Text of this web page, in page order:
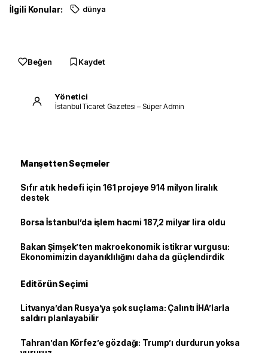
İlgili Konular: dünya
Beğen Kaydet
Yönetici
İstanbul Ticaret Gazetesi – Süper Admin
Manşetten Seçmeler
Sıfır atık hedefi için 161 projeye 914 milyon liralık
destek
Borsa İstanbul’da işlem hacmi 187,2 milyar lira oldu
Bakan Şimşek’ten makroekonomik istikrar vurgusu:
Ekonomimizin dayanıklılığını daha da güçlendirdik
Editörün Seçimi
Litvanya’dan Rusya’ya şok suçlama: Çalıntı İHA’larla
saldırı planlayabilir
Tahran’dan Körfez’e gözdağı: Trump’ı durdurun yoksa